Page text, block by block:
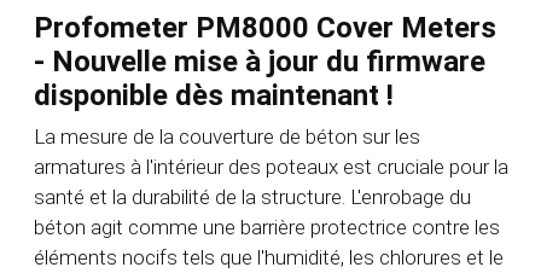
Profometer PM8000 Cover Meters
- Nouvelle mise à jour du firmware
disponible dès maintenant !
La mesure de la couverture de béton sur les
armatures à l'intérieur des poteaux est cruciale pour la
santé et la durabilité de la structure. L'enrobage du
béton agit comme une barrière protectrice contre les
éléments nocifs tels que l'humidité, les chlorures et le